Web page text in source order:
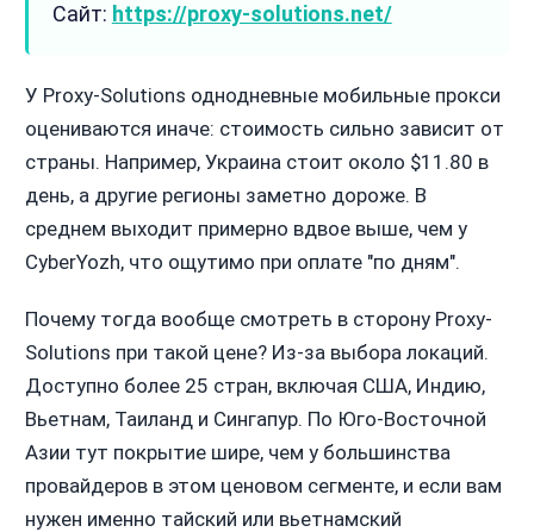
Сайт: https://proxy-solutions.net/
У Proxy-Solutions однодневные мобильные прокси
оцениваются иначе: стоимость сильно зависит от
страны. Например, Украина стоит около $11.80 в
день, а другие регионы заметно дороже. В
среднем выходит примерно вдвое выше, чем у
CyberYozh, что ощутимо при оплате "по дням".
Почему тогда вообще смотреть в сторону Proxy-
Solutions при такой цене? Из-за выбора локаций.
Доступно более 25 стран, включая США, Индию,
Вьетнам, Таиланд и Сингапур. По Юго-Восточной
Азии тут покрытие шире, чем у большинства
провайдеров в этом ценовом сегменте, и если вам
нужен именно тайский или вьетнамский